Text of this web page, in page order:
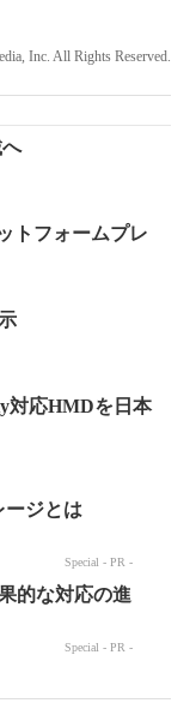
Inc. All Rights Reserved.
トフォームプレ
対応HMDを日本